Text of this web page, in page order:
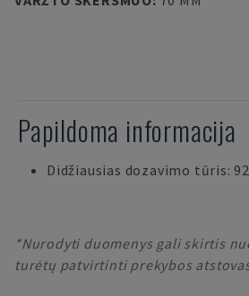
Papildoma informacija
Didžiausias dozavimo tūris:
*Nurodyti duomenys gali skirtis
turėtų patvirtinti prekybos